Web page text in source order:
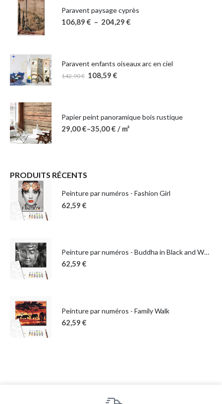
Paravent paysage cyprès
106,89 € – 204,29 €
Paravent enfants oiseaux arc en ciel
142,90€ 108,59 €
Papier peint panoramique bois rustique
29,00€–35,00€ / m²
PRODUITS RÉCENTS
Peinture par numéros - Fashion Girl
62,59 €
Peinture par numéros - Buddha in Black and White
62,59 €
Peinture par numéros - Family Walk
62,59 €